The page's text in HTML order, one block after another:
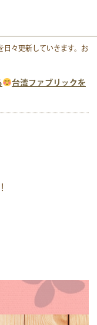
日々更新していきます。お
台湾ファブリックを